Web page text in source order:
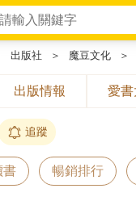
出版社 ＞ 魔豆文化 ＞
出版情報 愛書
追蹤
書 暢銷排行